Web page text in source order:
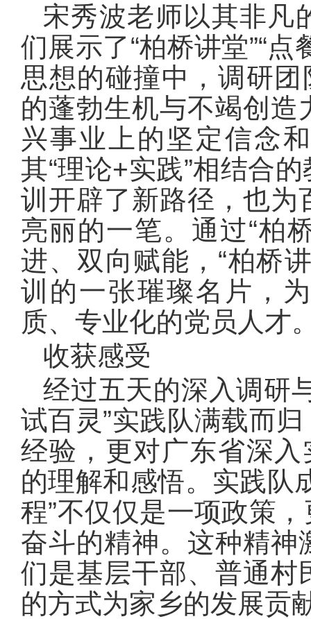
宋秀波老师以其非凡
们展示了“柏桥讲堂”“
思想的碰撞中，调研团
的蓬勃生机与不竭创
兴事业上的坚定信念
其“理论+实践”相结合
训开辟了新路径，也为
亮丽的一笔。通过“柏
进、双向赋能，“柏桥
训的一张璀璨名片，
质、专业化的党员人才
收获感受
经过五天的深入调研
试百灵”实践队满载而
经验，更对广东省深入
的理解和感悟。实践队
程”不仅仅是一项政策
奋斗的精神。这种精
们是基层干部、普通村
的方式为家乡的发展贡